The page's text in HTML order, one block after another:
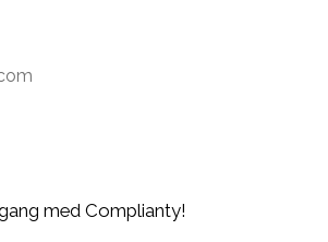
med Complianty!